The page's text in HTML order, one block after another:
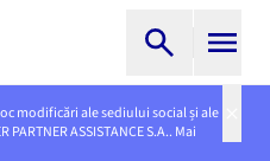
modificări ale sediului social și ale
ASSISTANCE S.A.. Mai